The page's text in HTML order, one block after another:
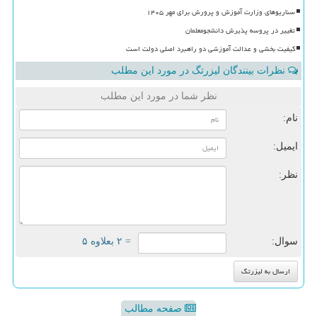
سناریوهای وزارت آموزش و پرورش برای مهر ۱۴۰۵
تغییر در پروسه پذیرش دانشجومعلمان
کیفیت بخشی و عدالت آموزشی دو راهبرد اصلی دولت است
نظرات بینندگان لیزرتگ در مورد این مطلب
نظر شما در مورد این مطلب
نام:
ایمیل:
نظر:
سوال: = ۲ بعلاوه ۵
صفحه مطالب